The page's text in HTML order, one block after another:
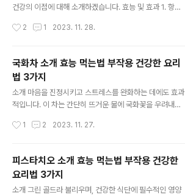
광선을 피하고 서늘하며 건조한 곳에 보관하세요. 개봉 후
산 과다나 소화 불량을 일으킬 수 있습니다. 당뇨병 환자는
건강의 이점에 대해 소개하겠습니다. 효능 및 효과 1. 항산
페놀과 같은 강력한 항산화 물질을 함유하고 있습니다. 이
니다. 자유 라디칼과의 싸움: 활성 산소와 자유 라디칼로 인
한 손상으로부터 세포를 보호하여 여러 질병의 위험을 줄
일 수 있습니다. 2. 심혈관 건강 개선 콜레스테롤 조절: 아
사이베리는 나쁜 LDL 콜레스테롤을 낮추고 좋은 HDL 콜
레스테롤을 높이는 데 도움을 줄 수 있습니다. 혈압 조절:
수 있습니다. 3. 체중 관리 식이섬유 함량: 아사이베리는 식
2 1 2023. 11. 28.
국화차 소개 효능 먹는법 부작용 건강한 요리
법 3가지
소개 마음을 진정시키고 스트레스를 완화하는 데에도 효과
적입니다. 이 차는 간단히 뜨거운 물에 국화꽃을 우려내어
받고 있습니다. 효과 효능 스트레스 완화: 국화차는 마음을
개선: 베타카로틴이 풍부해 시력 건강에 좋습니다. 소화 촉
진: 식후에 마시면 소화를 도와줍니다. 섭취 방법 올바른
양: 하루 2-3잔이 적당합니다. 추출 시간: 뜨거운 물에 3-
5분간 우려냅니다. 보관 방법 서늘하고 건조한 곳에: 습기
1 2 2023. 11. 27.
피스타치오 소개 효능 먹는법 부작용 건강한
요리법 3가지
소개 그린 골드라 불리우며, 건강한 식단에 필수적인 영양